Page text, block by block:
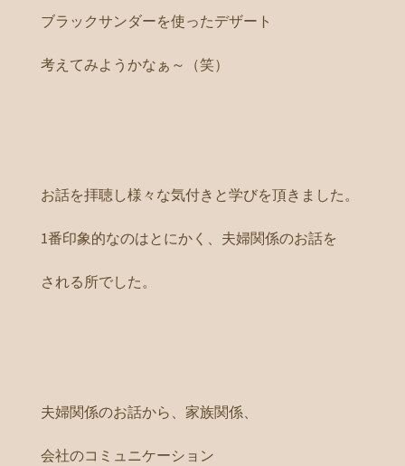
ブラックサンダーを使ったデザート
考えてみようかなぁ～（笑）
お話を拝聴し様々な気付きと学びを頂きました。
1番印象的なのはとにかく、夫婦関係のお話を
される所でした。
夫婦関係のお話から、家族関係、
会社のコミュニケーション